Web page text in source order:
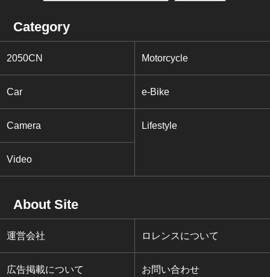
Category
2050CN Motorcycle
Car e-Bike
Camera Lifestyle
Video
About Site
運営会社 ロレンスについて
広告掲載について お問い合わせ